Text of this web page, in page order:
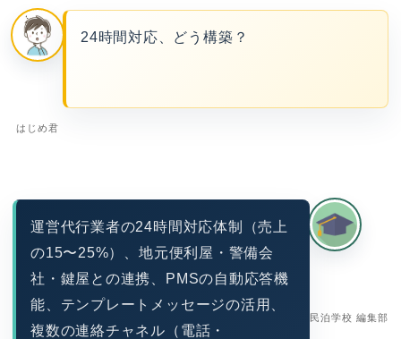
はじめ君
24時間対応、どう構築？
民泊学校 編集部
運営代行業者の24時間対応体制（売上
の15〜25%）、地元便利屋・警備会
社・鍵屋との連携、PMSの自動応答機
能、テンプレートメッセージの活用、
複数の連絡チャネル（電話・